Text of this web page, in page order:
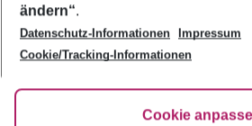
Bestpreisgarantie
Cookie-Einstellungen ändern
Cookie-Richtlinie
Agenturbetreuung
Barrierefreies Reisen
HanseMerkur Reiseversicherung
Folge uns
ändern“.
Datenschutz-Informationen
Impressum
Cookie/Tracking-Informationen
Cookie